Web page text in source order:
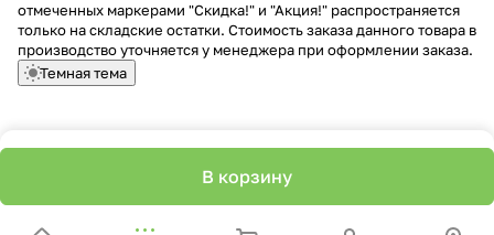
В корзину
отмеченных маркерами "Скидка!" и "Акция!" распространяется
только на складские остатки. Стоимость заказа данного товара в
производство уточняется у менеджера при оформлении заказа.
Темная тема